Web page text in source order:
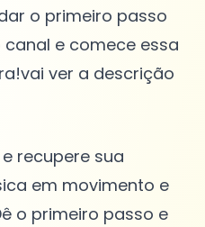
o primeiro passo
e comece essa
recupere sua
em movimento e
o primeiro passo e